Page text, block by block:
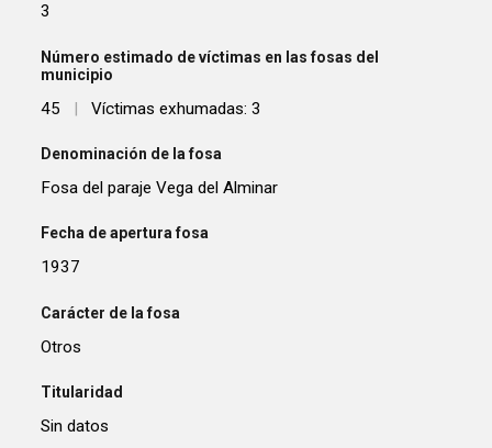
3
Número estimado de víctimas en las fosas del
municipio
45 | Víctimas exhumadas: 3
Denominación de la fosa
Fosa del paraje Vega del Alminar
Fecha de apertura fosa
1937
Carácter de la fosa
Otros
Titularidad
Sin datos